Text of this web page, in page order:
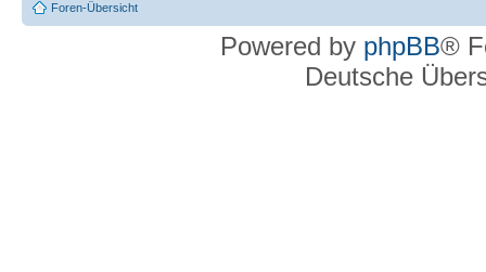
Foren-Übersicht
Powered by phpBB®
Deutsche